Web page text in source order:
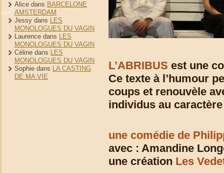
Alice dans BARCELONE
AMSTERDAM
Jessy dans LES
MONOLOGUES DU VAGIN
Laurence dans LES
MONOLOGUES DU VAGIN
Céline dans LES
MONOLOGUES DU VAGIN
Sophie dans LA CASTING
DE MA VIE
L’ABRIBUS est une
Ce texte à l’humour
coups et renouvèle
individus au
une comédie de
avec : Amandine
une création Les